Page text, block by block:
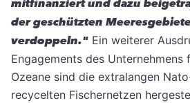
mitfinanziert und dazu
der geschützten
verdoppeln." Ein weiterer
Engagements des Unternehmens
Ozeane sind die extralangen
recycelten Fischernetzen